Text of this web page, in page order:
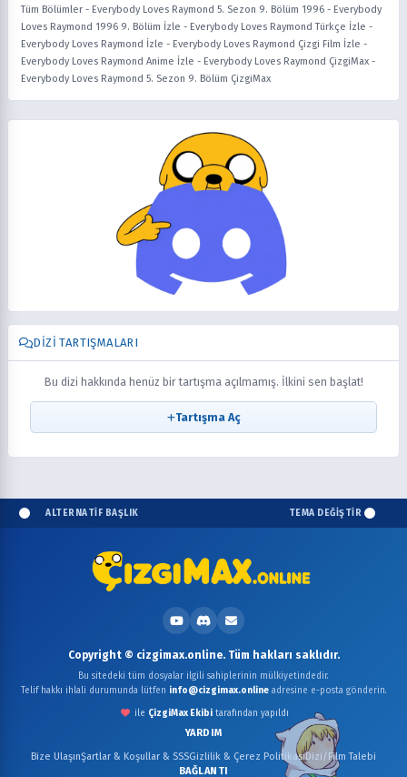
Tüm Bölümler - Everybody Loves Raymond 5. Sezon 9. Bölüm 1996 - Everybody
Loves Raymond 1996 9. Bölüm İzle - Everybody Loves Raymond Türkçe İzle -
Everybody Loves Raymond İzle - Everybody Loves Raymond Çizgi Film İzle -
Everybody Loves Raymond Anime İzle - Everybody Loves Raymond ÇizgiMax -
Everybody Loves Raymond 5. Sezon 9. Bölüm ÇizgiMax
DIZI TARTIŞMALARI
Bu dizi hakkında henüz bir tartışma açılmamış. İlkini sen başlat!
Tartışma Aç
ALTERNATİF BAŞLIK TEMA DEĞİŞTİR
YARDIM
Bize UlaşınŞartlar & Koşullar & SSSGizlilik & Çerez Politikası Dizi/Film Talebi
BAĞLANTI
Copyright © cizgimax.online. Tüm hakları saklıdır.
Bu sitedeki tüm dosyalar ilgili sahiplerinin mülkiyetindedir.
Telif hakkı ihlali durumunda lütfen info@cizgimax.onlineadresine e-posta gönderin.
ile ÇizgiMax Ekibitarafından yapıldı